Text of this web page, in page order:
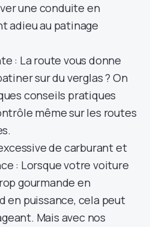
une conduite en
adieu au patinage
: La route vous donne
sur du verglas ? On
conseils pratiques
même sur les routes
de carburant et
: Lorsque votre voiture
gourmande en
en puissance, cela peut
Mais avec nos